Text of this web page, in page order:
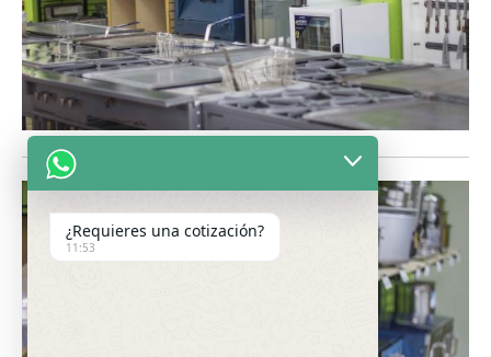
¿Requieres una cotización?
11:53